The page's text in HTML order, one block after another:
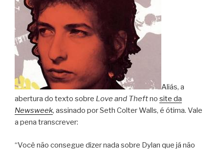
Aliás, a
abertura do texto sobre Love and Theftno site da
Newsweek, assinado por Seth Colter Walls, é ótima. Vale
a pena transcrever:
“Você não consegue dizer nada sobre Dylan que já não